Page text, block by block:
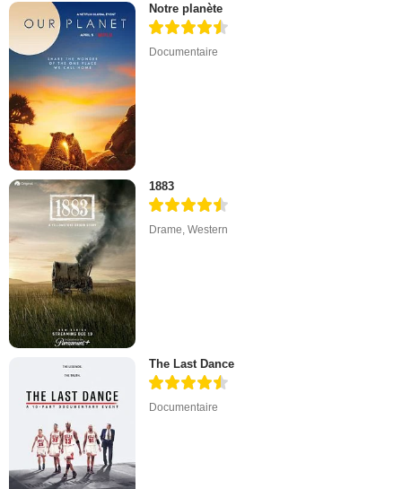
Notre planète
Documentaire
1883
Drame,Western
The Last Dance
Documentaire